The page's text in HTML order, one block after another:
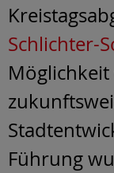
Schlichter-
Führung